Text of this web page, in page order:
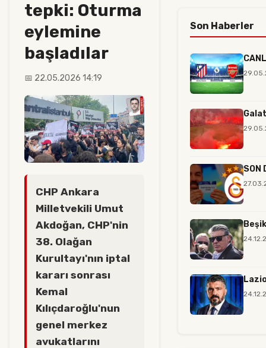
tepki: Oturma
eylemine
başladılar
📅 22.05.2026 14:19
CHP Ankara
Milletvekili Umut
Akdoğan, CHP'nin
38. Olağan
Kurultayı'nın iptal
kararı sonrası
Kemal
Kılıçdaroğlu'nun
genel merkez
avukatlarını
Son Haberler
SON